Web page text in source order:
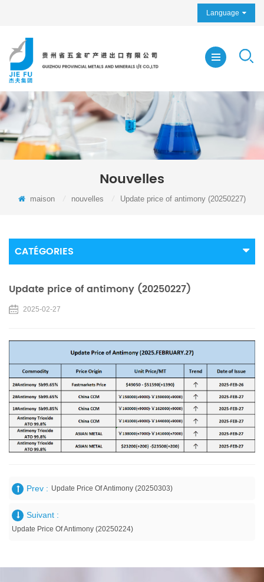
Language
Nouvelles
maison nouvelles Update price of antimony (20250227)
CATÉGORIES
Update price of antimony (20250227)
2025-02-27
Prev : Update Price Of Antimony (20250303)
Suivant :
Update Price Of Antimony (20250224)